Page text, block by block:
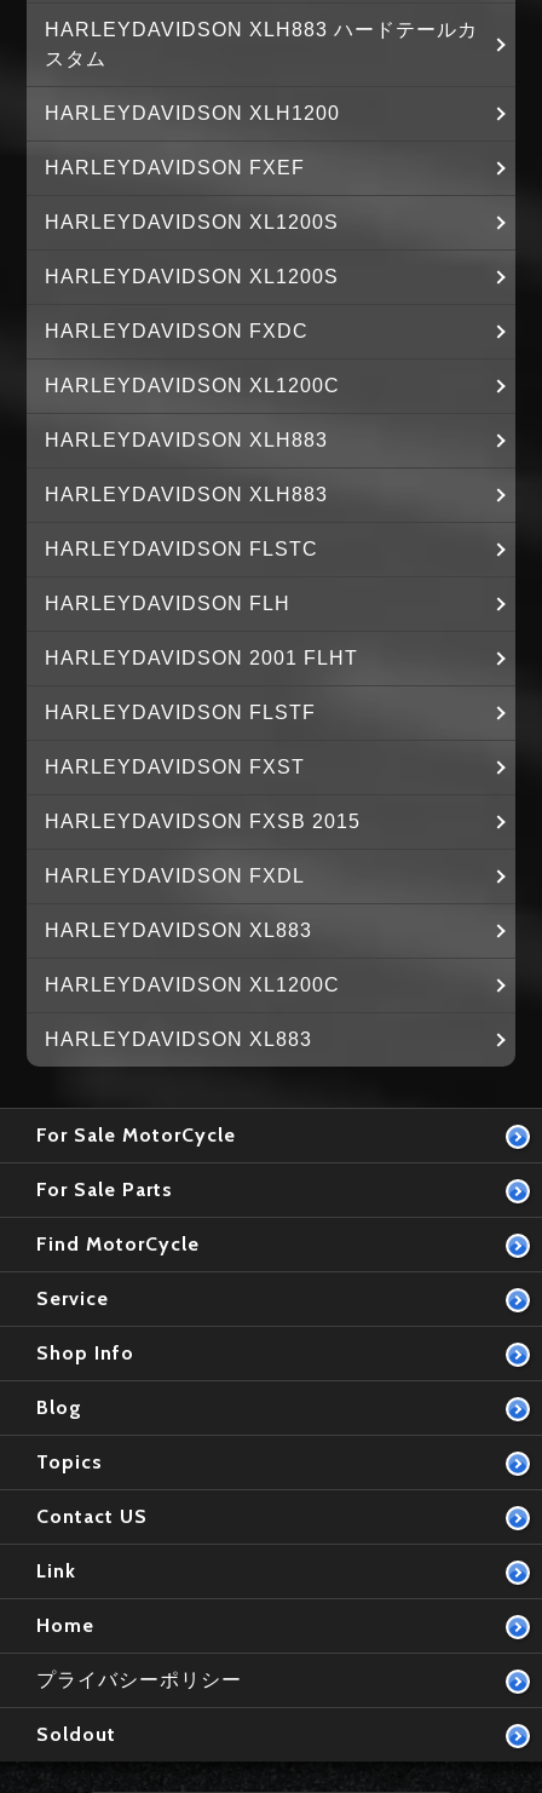
HARLEYDAVIDSON XLH883 ハードテールカ
スタム
HARLEYDAVIDSON XLH1200
HARLEYDAVIDSON FXEF
HARLEYDAVIDSON XL1200S
HARLEYDAVIDSON XL1200S
HARLEYDAVIDSON FXDC
HARLEYDAVIDSON XL1200C
HARLEYDAVIDSON XLH883
HARLEYDAVIDSON XLH883
HARLEYDAVIDSON FLSTC
HARLEYDAVIDSON FLH
HARLEYDAVIDSON 2001 FLHT
HARLEYDAVIDSON FLSTF
HARLEYDAVIDSON FXST
HARLEYDAVIDSON FXSB 2015
HARLEYDAVIDSON FXDL
HARLEYDAVIDSON XL883
HARLEYDAVIDSON XL1200C
HARLEYDAVIDSON XL883
For Sale MotorCycle
For Sale Parts
Find MotorCycle
Service
Shop Info
Blog
Topics
Contact US
Link
Home
プライバシーポリシー
Soldout